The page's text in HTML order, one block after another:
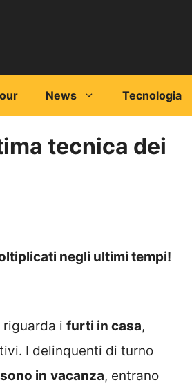
News Tecnologia
tecnica dei
negli ultimi tempi!
riguarda i furti in casa,
I delinquenti di turno
in vacanza, entrano